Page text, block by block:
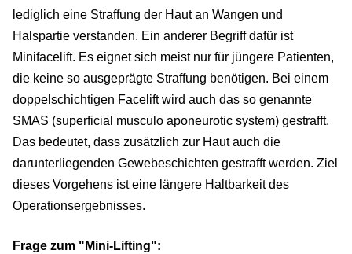
lediglich eine Straffung der Haut an Wangen und
Halspartie verstanden. Ein anderer Begriff dafür ist
Minifacelift. Es eignet sich meist nur für jüngere Patienten,
die keine so ausgeprägte Straffung benötigen. Bei einem
doppelschichtigen Facelift wird auch das so genannte
SMAS (superficial musculo aponeurotic system) gestrafft.
Das bedeutet, dass zusätzlich zur Haut auch die
darunterliegenden Gewebeschichten gestrafft werden. Ziel
dieses Vorgehens ist eine längere Haltbarkeit des
Operationsergebnisses.
Frage zum "Mini-Lifting":